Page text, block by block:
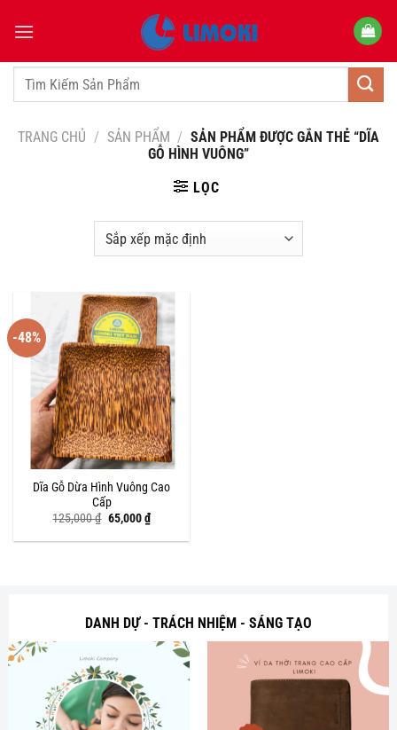
qua
dungTìm
TRANG CHỦ / SẢN PHẨM / SẢN PHẨM ĐƯỢC GẮN THẺ “DĨA
GỖ HÌNH VUÔNG”
LỌC
-48%
Dĩa Gỗ Dừa Hình Vuông Cao
Cấp
125,000₫ Giá
gốc
là:
65,000₫Giá
hiện
tại
DANH DỰ - TRÁCH NHIỆM - SÁNG TẠO